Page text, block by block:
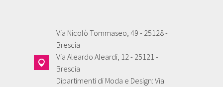
Via Nicolò Tommaseo, 49 - 25128 -
Brescia
Via Aleardo Aleardi, 12 - 25121 -
Brescia
Dipartimenti di Moda e Design: Via